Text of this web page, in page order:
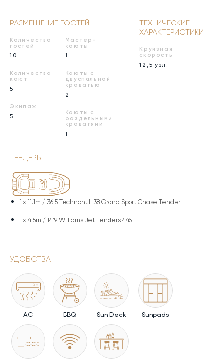
РАЗМЕЩЕНИЕ ГОСТЕЙ
Количество
гостей
10
Количество
кают
5
Экипаж
5
Мастер-
каюты
1
Каюты с
двуспальной
кроватью
2
Каюты с
раздельными
кроватями
1
ТЕХНИЧЕСКИЕ
ХАРАКТЕРИСТИКИ
Круизная
скорость
12,5 узл.
ТЕНДЕРЫ
1 x 11.1m / 36'5 Technohull 38 Grand Sport Chase Tender
1 x 4.5m / 14'9 Williams Jet Tenders 445
УДОБСТВА
AC BBQ Sun Deck Sunpads